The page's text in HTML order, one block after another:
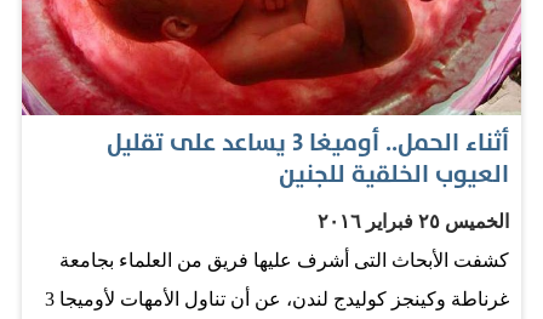
أثناء الحمل.. أوميغا 3 يساعد على تقليل
العيوب الخلقية للجنين
الخميس ٢٥ فبراير ٢٠١٦
كشفت الأبحاث التى أشرف عليها فريق من العلماء بجامعة
غرناطة وكينجز كوليدج لندن، عن أن تناول الأمهات لأوميجا 3